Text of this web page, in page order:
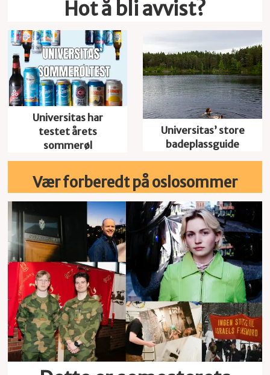
Hot å bli avvist?
Universitas har
testet årets
sommerøl
Universitas’ store
badeplassguide
Vær forberedt på oslosommer